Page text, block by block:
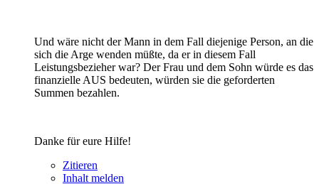
Und wäre nicht der Mann in dem Fall diejenige Person, an die
sich die Arge wenden müßte, da er in diesem Fall
Leistungsbezieher war? Der Frau und dem Sohn würde es das
finanzielle AUS bedeuten, würden sie die geforderten
Summen bezahlen.
Danke für eure Hilfe!
Zitieren
Inhalt melden